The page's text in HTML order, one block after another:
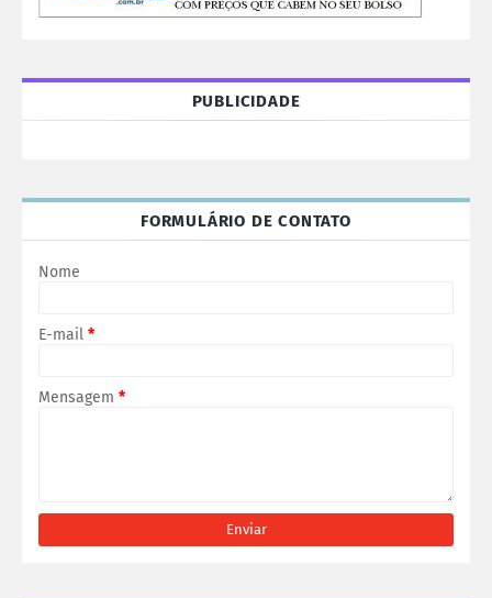
PUBLICIDADE
FORMULÁRIO DE CONTATO
Nome
E-mail *
Mensagem *